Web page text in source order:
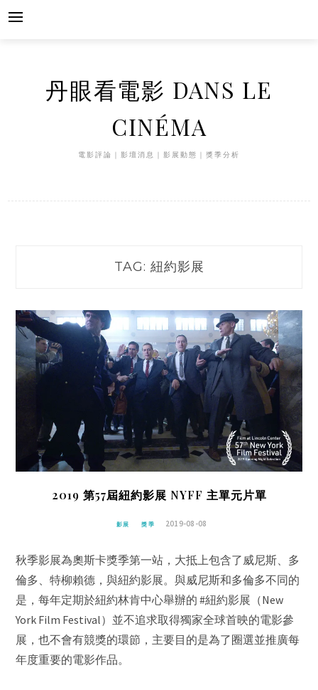
Skip
丹眼看電影 DANS LE
CINÉMA
電影評論｜影壇消息｜影展動態｜獎季分析
TAG: 紐約影展
2019 第57屆紐約影展 NYFF 主單元片單
影展 獎季 2019-08-08
秋季影展為奧斯卡獎季第一站，大抵上包含了威尼斯、多
倫多、特柳賴德，與紐約影展。與威尼斯和多倫多不同的
是，每年定期於紐約林肯中心舉辦的 #紐約影展（New
York Film Festival）並不追求取得獨家全球首映的電影參
展，也不會有競獎的環節，主要目的是為了圈選並推廣每
年度重要的電影作品。